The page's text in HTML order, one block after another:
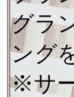
グラ
ング
※サ